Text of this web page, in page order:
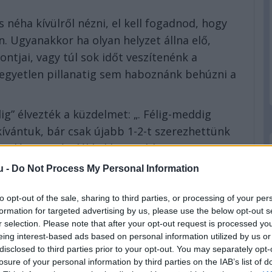
- Do Not Process My Personal Information
opt-out of the sale, sharing to third parties, or processing of your
for targeted advertising by us, please use the below opt-out
selection. Please note that after your opt-out request is processed
interest-based ads based on personal information utilized by us
to third parties prior to your opt-out. You may separately
of your personal information by third parties on the IAB’s list of
néha kívülről nézni, el kell fogadnod, hogy
Ugyanakkor ha olyan helyzet állna elő,
vagy túl sok időt veszítenénk a
pillanatig sem haboznánk behúzni a
élvezték a küzdelmet: „. Félig-meddig
bár csak újabb 1-2-t szerezhettünk
10 százalékkal kevesebb csata
rendben volt.”
mégis blokkolhatják a 2027-es
vissza, szenzációs Indy 500 – ezekről